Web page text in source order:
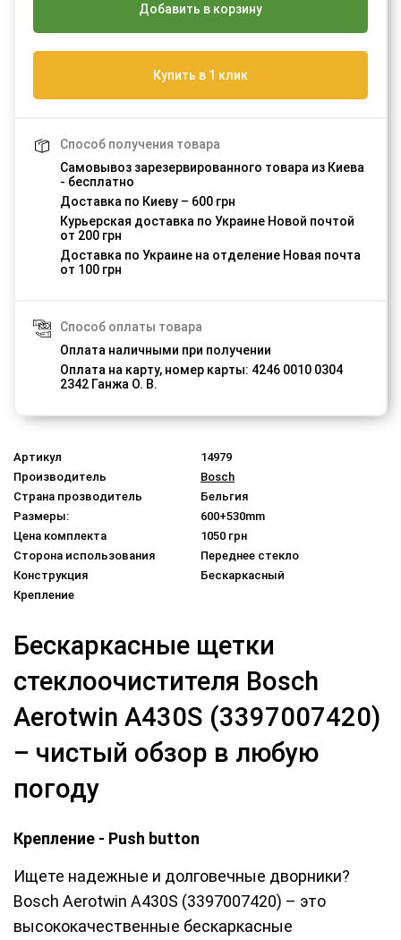
Добавить в корзину
Купить в 1 клик
Способ получения товара
Самовывоз зарезервированного товара из Киева
- бесплатно
Доставка по Киеву – 600 грн
Курьерская доставка по Украине Новой почтой
от 200 грн
Доставка по Украине на отделение Новая почта
от 100 грн
Способ оплаты товара
Оплата наличными при получении
Оплата на карту, номер карты: 4246 0010 0304
2342 Ганжа О. В.
Артикул
14979
Производитель
Bosch
Страна прозводитель
Бельгия
Размеры:
600+530mm
Цена комплекта
1050 грн
Сторона использования
Переднее стекло
Конструкция
Бескаркасный
Крепление
Бескаркасные щетки
стеклоочистителя Bosch
Aerotwin A430S (3397007420)
– чистый обзор в любую
погоду
Крепление - Push button
Ищете надежные и долговечные дворники?
Bosch Aerotwin A430S (3397007420) – это
высококачественные бескаркасные